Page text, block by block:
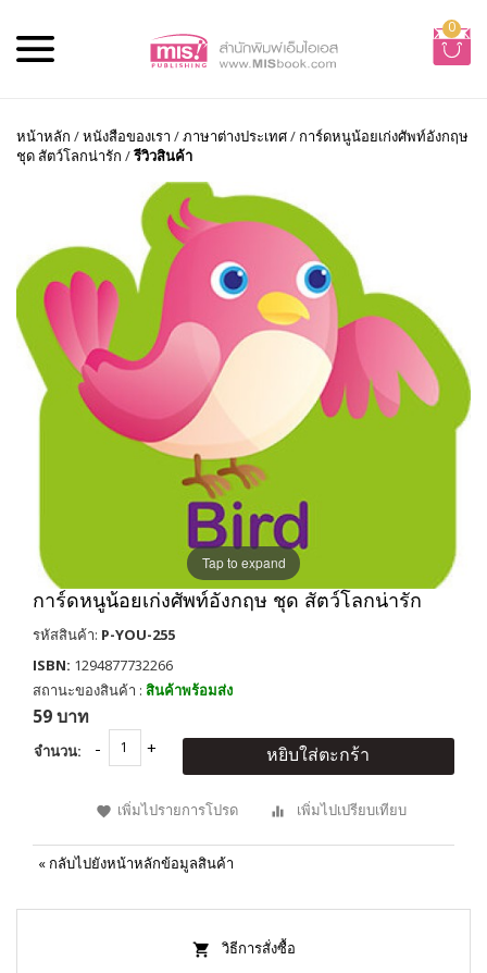
0
หน้าหลัก /หนังสือของเรา /ภาษาต่างประเทศ/ การ์ดหนูน้อยเก่งศัพท์อังกฤษ
ชุด สัตว์โลกน่ารัก /รีวิวสินค้า
Tap to expand
การ์ดหนูน้อยเก่งศัพท์อังกฤษ ชุด สัตว์โลกน่ารัก
รหัสสินค้า: P-YOU-255
ISBN: 1294877732266
สถานะของสินค้า : สินค้าพร้อมส่ง
59 บาท
จำนวน: หยิบใส่ตะกร้า
เพิ่มไปรายการโปรด เพิ่มไปเปรียบเทียบ
« กลับไปยังหน้าหลักข้อมูลสินค้า
วิธีการสั่งซื้อ